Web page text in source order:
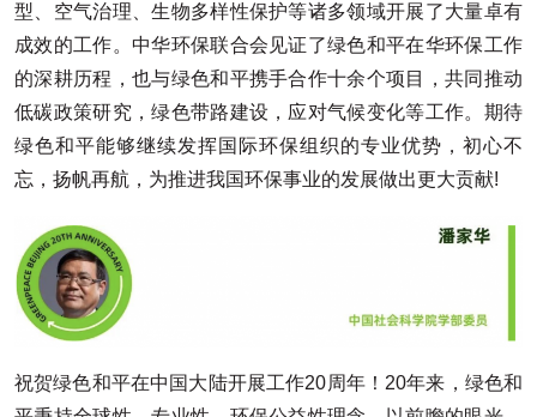
型、空气治理、生物多样性保护等诸多领域开展了大量卓有
成效的工作。中华环保联合会见证了绿色和平在华环保工作
的深耕历程，也与绿色和平携手合作十余个项目，共同推动
低碳政策研究，绿色带路建设，应对气候变化等工作。期待
绿色和平能够继续发挥国际环保组织的专业优势，初心不
忘，扬帆再航，为推进我国环保事业的发展做出更大贡献!
祝贺绿色和平在中国大陆开展工作20周年！20年来，绿色和